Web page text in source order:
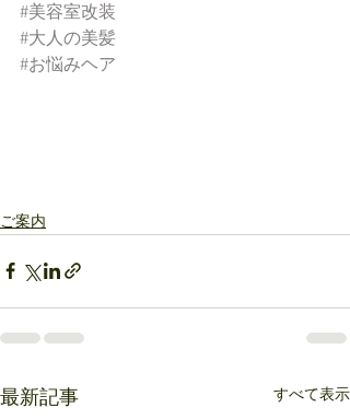
#美容室改装
#大人の美髪
#お悩みヘア
ご案内
最新記事 すべて表示